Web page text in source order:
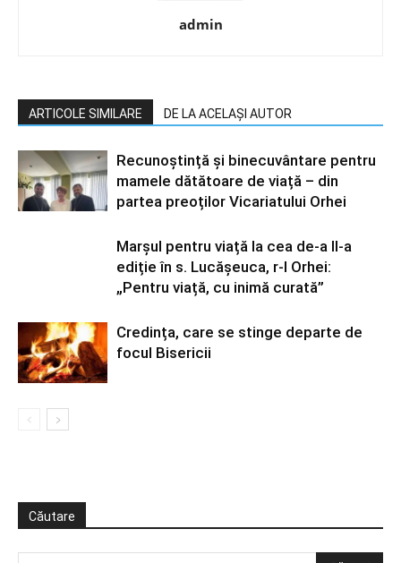
admin
ARTICOLE SIMILARE DE LA ACELAȘI AUTOR
Recunoștință și binecuvântare pentru
mamele dătătoare de viață – din
partea preoților Vicariatului Orhei
Marșul pentru viață la cea de-a II-a
ediție în s. Lucășeuca, r-l Orhei:
„Pentru viață, cu inimă curată”
Credința, care se stinge departe de
focul Bisericii
Căutare